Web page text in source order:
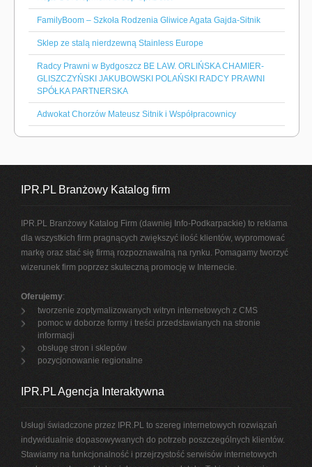
FamilyBoom – Szkoła Rodzenia Gliwice Agata Gajda-Sitnik
Sklep ze stalą nierdzewną Stainless Europe
Radcy Prawni w Bydgoszcz BE LAW. ORLIŃSKA CHAMIER-
GLISZCZYŃSKI JAKUBOWSKI POLAŃSKI RADCY PRAWNI
SPÓŁKA PARTNERSKA
Adwokat Chorzów Mateusz Sitnik i Współpracownicy
IPR.PL Branżowy Katalog firm
IPR.PL Branżowy Katalog Firm (dawniej Info-Podkarpackie) to reklama
dla wszystkich firm pragnących zwiększyć ilość klientów, wypromować
markę oraz stać się firmą rozpoznawalną na rynku. Pomagamy tworzyć
wizerunek firm poprzez skuteczną promocję w Internecie.
Oferujemy:
tworzenie zoptymalizowanych witryn internetowych z CMS
pomoc w doborze formy i treści przedstawianych na stronie
informacji
obsługę stron i sklepów
pozycjonowanie regionalne
IPR.PL Agencja Interaktywna
Usługi świadczone przez IPR.PL to szereg internetowych rozwiązań
indywidualnie dopasowywanych do potrzeb poszczególnych klientów.
Stawiamy na funkcjonalność i przejrzystość serwisów internetowych